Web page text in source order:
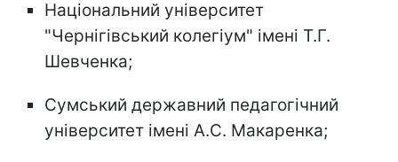
Національний університет
"Чернігівський колегіум" імені Т.Г.
Шевченка;
Сумський державний педагогічний
університет імені А.С. Макаренка;